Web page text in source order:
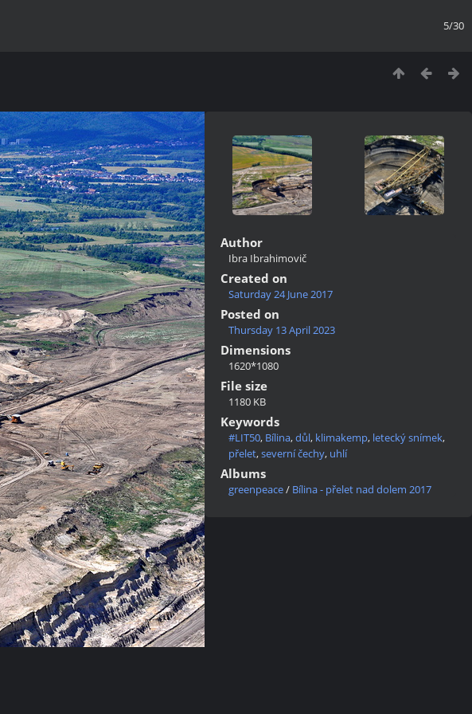
5/30
Author
Ibra Ibrahimovič
Created on
Saturday 24 June 2017
Posted on
Thursday 13 April 2023
Dimensions
1620*1080
File size
1180 KB
Keywords
#LIT50, Bílina,důl, klimakemp, letecký snímek,
přelet,severní čechy, uhlí
Albums
greenpeace/ Bílina - přelet nad dolem 2017